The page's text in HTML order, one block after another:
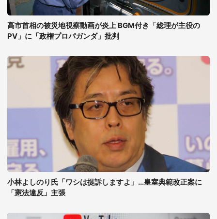
高市首相の被災地視察動画が炎上 BGM付き「総理が主役の
PV」に「政権プロパガンダ」批判
小林よしのり氏「ワシは提訴しますよ」...皇室典範改正案に
「憲法違反」主張